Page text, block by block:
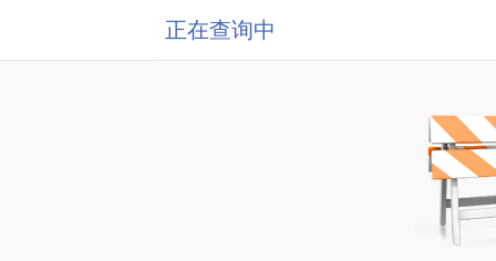
正在查询中